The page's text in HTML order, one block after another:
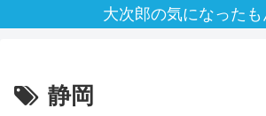
大次郎の気になった
静岡